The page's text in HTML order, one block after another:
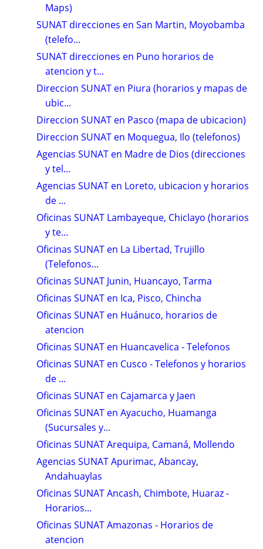
Maps)
SUNAT direcciones en San Martin, Moyobamba
(telefo...
SUNAT direcciones en Puno horarios de
atencion y t...
Direccion SUNAT en Piura (horarios y mapas de
ubic...
Direccion SUNAT en Pasco (mapa de ubicacion)
Direccion SUNAT en Moquegua, Ilo (telefonos)
Agencias SUNAT en Madre de Dios (direcciones
y tel...
Agencias SUNAT en Loreto, ubicacion y horarios
de ...
Oficinas SUNAT Lambayeque, Chiclayo (horarios
y te...
Oficinas SUNAT en La Libertad, Trujillo
(Telefonos...
Oficinas SUNAT Junin, Huancayo, Tarma
Oficinas SUNAT en Ica, Pisco, Chincha
Oficinas SUNAT en Huánuco, horarios de
atencion
Oficinas SUNAT en Huancavelica - Telefonos
Oficinas SUNAT en Cusco - Telefonos y horarios
de ...
Oficinas SUNAT en Cajamarca y Jaen
Oficinas SUNAT en Ayacucho, Huamanga
(Sucursales y...
Oficinas SUNAT Arequipa, Camaná, Mollendo
Agencias SUNAT Apurimac, Abancay,
Andahuaylas
Oficinas SUNAT Ancash, Chimbote, Huaraz -
Horarios...
Oficinas SUNAT Amazonas - Horarios de
atencion